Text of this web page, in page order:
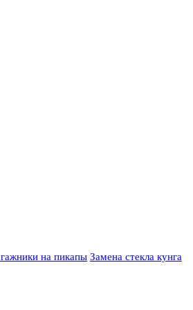
на пикапы Замена стекла кунга